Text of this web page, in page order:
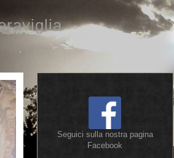
Seguici sulla nostra pagina
Facebook